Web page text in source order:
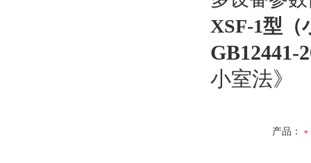
XSF-1型（
GB12441-
小室法》
产品：